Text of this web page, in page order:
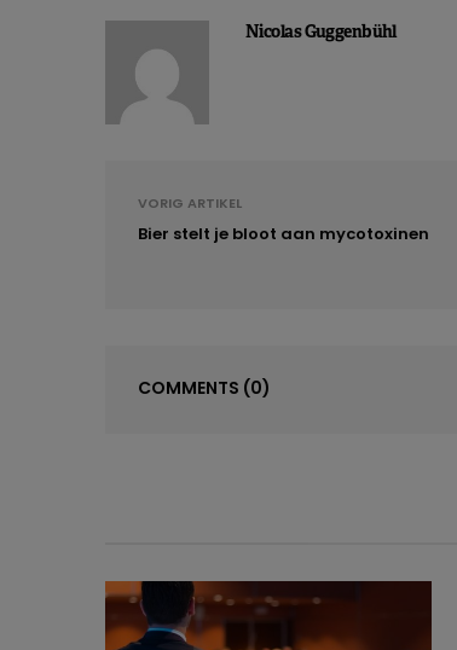
Nicolas Guggenbühl
VORIG ARTIKEL
Bier stelt je bloot aan mycotoxinen
COMMENTS (0)